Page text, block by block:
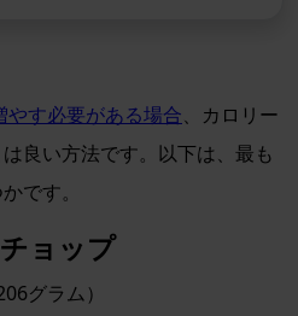
やす必要がある場合、カロリー
良い方法です。以下は、最も
です。
ョップ
グラム）